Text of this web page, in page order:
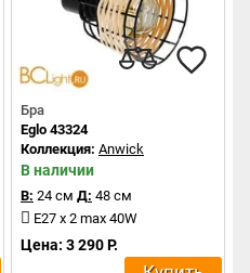
Бра
Eglo 43324
Коллекция: Anwick
В наличии
В: 24 см Д: 48 см
E27 x 2 max 40W
Цена: 3 290 Р.